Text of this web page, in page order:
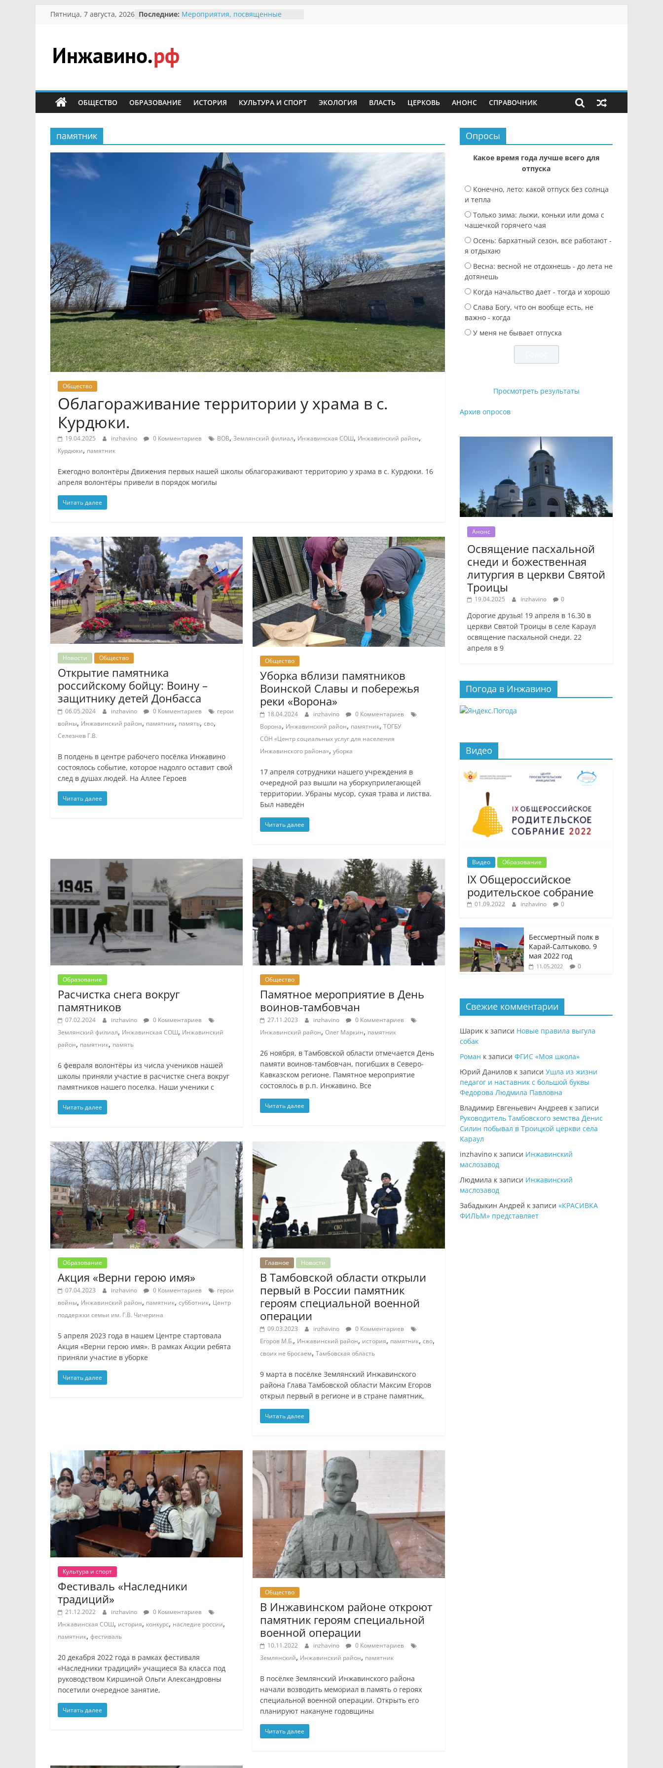
Перейти
Пятница, 7 августа, 2026 Последние: Мероприятия, посвященные
Безопасность в сети Интернет
Ученики приняли участие в
мероприятии «Сохраним
заповедника родились крапчатые
суслики
Инжавино.рф
сельский
портал
ОБЩЕСТВО ОБРАЗОВАНИЕ ИСТОРИЯ КУЛЬТУРА И СПОРТ ЭКОЛОГИЯ ВЛАСТЬ ЦЕРКОВЬ АНОНС СПРАВОЧНИК
памятник
Общество
Облагораживание территории у храма в с.
Курдюки.
19.04.2025 inzhavino 0 Комментариев ВОВ, Землянский филиал, Инжавинская СОШ, Инжавинский район,
Курдюки, памятник
Ежегодно волонтёры Движения первых нашей школы облагораживают территорию у храма в с. Курдюки. 16
апреля волонтёры привели в порядок могилы
Читать далее
Новости Общество
Открытие памятника
российскому бойцу: Воину –
защитнику детей Донбасса
06.05.2024 inzhavino 0 Комментариев
герои
войны, Инжавинский район, памятник, память, сво,
Селезнев Г.В.
В полдень в центре рабочего посёлка Инжавино
состоялось событие, которое надолго оставит свой
след в душах людей. На Аллее Героев
Читать далее
Общество
Уборка вблизи памятников
Воинской Славы и побережья
реки «Ворона»
18.04.2024 inzhavino
0 Комментариев
Ворона, Инжавинский район, памятник,ТОГБУ
СОН «Центр социальных услуг для населения
Инжавинского района»,уборка
17 апреля сотрудники нашего учреждения в
очередной раз вышли на уборкуприлегающей
территории. Убраны мусор, сухая трава и листва.
Был наведён
Читать далее
Образование
Расчистка снега вокруг
памятников
07.02.2024 inzhavino
0 Комментариев
Землянский филиал, Инжавинская СОШ, Инжавинский
район, памятник, память
6 февраля волонтёры из числа учеников нашей
школы приняли участие в расчистке снега вокруг
памятников нашего поселка. Наши ученики с
Читать далее
Общество
Памятное мероприятие в День
воинов-тамбовчан
27.11.2023 inzhavino
0 Комментариев
Инжавинский район,Олег Маркин, памятник
26 ноября, в Тамбовской области отмечается День
памяти воинов-тамбовчан, погибших в Северо-
Кавказском регионе. Памятное мероприятие
состоялось в р.п. Инжавино. Все
Читать далее
Образование
Акция «Верни герою имя»
07.04.2023 inzhavino 0 Комментариев
герои
войны, Инжавинский район, памятник, субботник, Центр
поддержки семьи им. Г.В. Чичерина
5 апреля 2023 года в нашем Центре стартовала
Акция «Верни герою имя». В рамках Акции ребята
приняли участие в уборке
Читать далее
Главное Новости
В Тамбовской области открыли
первый в России памятник
героям специальной военной
операции
09.03.2023 inzhavino
0 Комментариев
Егоров М.Б., Инжавинский район, история, памятник,сво,
своих не бросаем,Тамбовская область
9 марта в посёлке Землянский Инжавинского
района Глава Тамбовской области Максим Егоров
открыл первый в регионе и в стране памятник,
Читать далее
Культура и спорт
Фестиваль «Наследники
традиций»
21.12.2022 inzhavino
0 Комментариев
Инжавинская СОШ, история, конкурс, наследие россии,
памятник, фестиваль
20 декабря 2022 года в рамках фестиваля
«Наследники традиций» учащиеся 8а класса под
руководством Киршиной Ольги Александровны
посетили очередное занятие,
Читать далее
Общество
В Инжавинском районе откроют
памятник героям специальной
военной операции
10.11.2022 inzhavino
0 Комментариев
Землянский, Инжавинский район, памятник
В посёлке Землянский Инжавинского района
начали возводить мемориал в память о героях
специальной военной операции. Открыть его
планируют накануне годовщины
Читать далее
Опросы
Какое время года лучше всего для
отпуска
Конечно, лето: какой отпуск без солнца
и тепла
Только зима: лыжи, коньки или дома с
чашечкой горячего чая
Осень: бархатный сезон, все работают -
я отдыхаю
Весна: весной не отдохнешь - до лета не
дотянешь
Когда начальство дает - тогда и хорошо
Слава Богу, что он вообще есть, не
важно - когда
У меня не бывает отпуска
Просмотреть результаты
Архив опросов
Анонс
Освящение пасхальной
снеди и божественная
литургия в церкви Святой
Троицы
19.04.2025 inzhavino 0
Дорогие друзья! 19 апреля в 16.30 в
церкви Святой Троицы в селе Караул
освящение пасхальной снеди. 22
апреля в 9
Погода в Инжавино
Видео
Видео Образование
IX Общероссийское
родительское собрание
01.09.2022 inzhavino 0
Бессмертный полк в
Карай-Салтыково. 9
мая 2022 год
11.05.2022 0
Свежие комментарии
Шарик к записи Новые правила выгула
собак
Роман к записи ФГИС «Моя школа»
Юрий Данилов к записи Ушла из жизни
педагог и наставник с большой буквы
Федорова Людмила Павловна
Владимир Евгеньевич Андреев к записи
Руководитель Тамбовского земства Денис
Силин побывал в Троицкой церкви села
Караул
inzhavino к записи Инжавинский
маслозавод
Людмила к записи Инжавинский
маслозавод
Забадыкин Андрей к записи «КРАСИВКА
ФИЛЬМ» представляет